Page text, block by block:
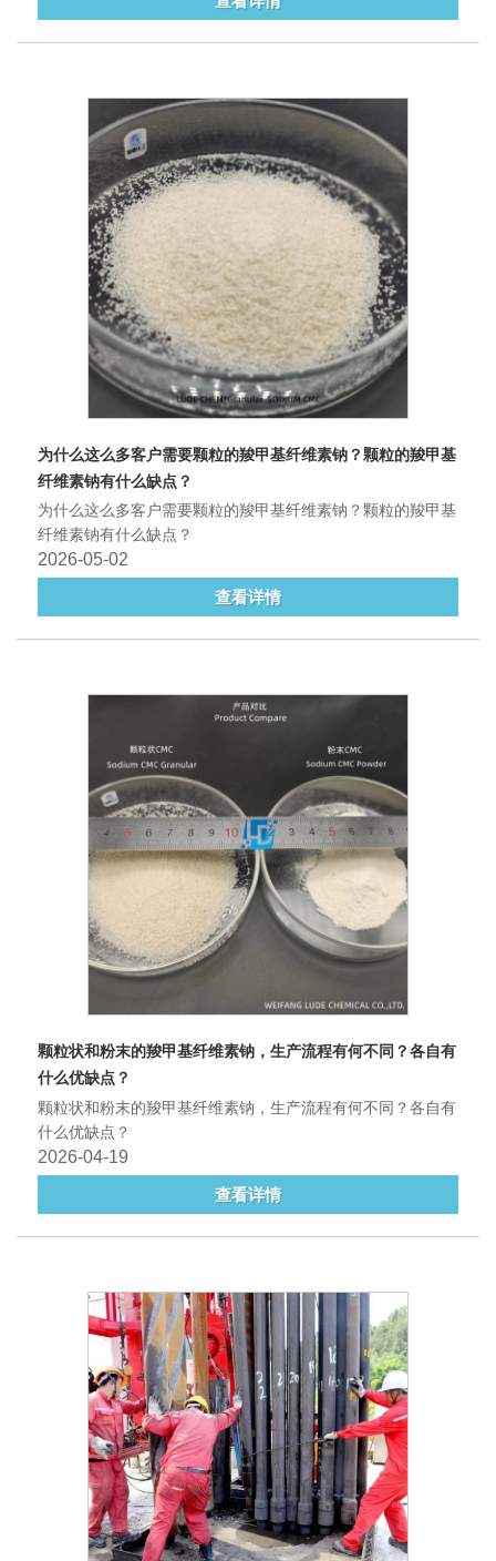
为什么这么多客户需要颗粒的羧甲基纤维素钠？颗粒的羧甲基
纤维素钠有什么缺点？
为什么这么多客户需要颗粒的羧甲基纤维素钠？颗粒的羧甲基
纤维素钠有什么缺点？
2026-05-02
查看详情
颗粒状和粉末的羧甲基纤维素钠，生产流程有何不同？各自有
什么优缺点？
颗粒状和粉末的羧甲基纤维素钠，生产流程有何不同？各自有
什么优缺点？
2026-04-19
查看详情